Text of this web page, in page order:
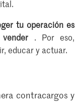
tu operación es
. Por eso,
educar y actuar.
contracargos y